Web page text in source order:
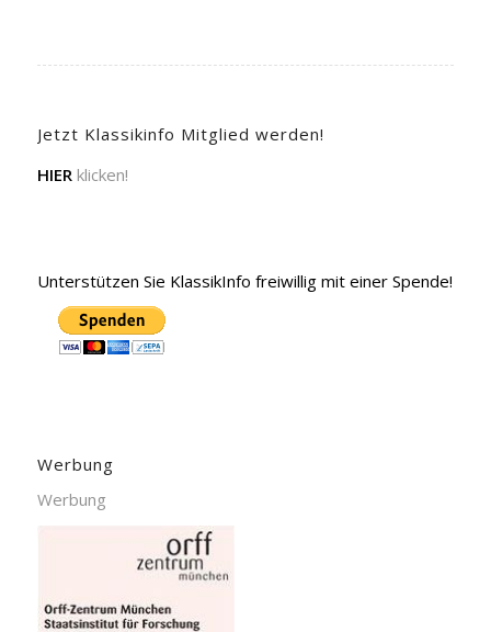
Jetzt Klassikinfo Mitglied werden!
HIER klicken!
Unterstützen Sie KlassikInfo freiwillig mit einer Spende!
Werbung
Werbung